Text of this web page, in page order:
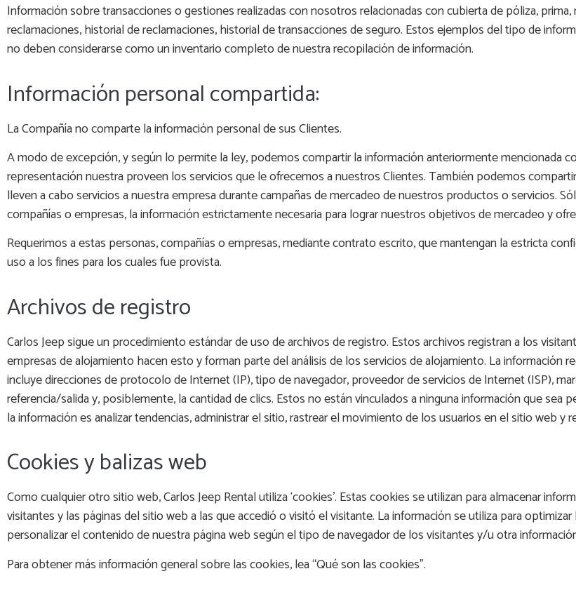
Información sobre transacciones o gestiones realizadas con nosotros relacionadas con cubierta de póliza,
reclamaciones, historial de reclamaciones, historial de transacciones de seguro. Estos ejemplos del tipo de
no deben considerarse como un inventario completo de nuestra recopilación de información.
Información personal compartida:
La Compañía no comparte la información personal de sus Clientes.
A modo de excepción, y según lo permite la ley, podemos compartir la información anteriormente mencionada
representación nuestra proveen los servicios que le ofrecemos a nuestros Clientes. También podemos
lleven a cabo servicios a nuestra empresa durante campañas de mercadeo de nuestros productos o servicios.
compañías o empresas, la información estrictamente necesaria para lograr nuestros objetivos de mercadeo y
Requerimos a estas personas, compañías o empresas, mediante contrato escrito, que mantengan la estricta
uso a los fines para los cuales fue provista.
Archivos de registro
Carlos Jeep sigue un procedimiento estándar de uso de archivos de registro. Estos archivos registran a los
empresas de alojamiento hacen esto y forman parte del análisis de los servicios de alojamiento. La información
incluye direcciones de protocolo de Internet (IP), tipo de navegador, proveedor de servicios de Internet (ISP),
referencia/salida y, posiblemente, la cantidad de clics. Estos no están vinculados a ninguna información que
la información es analizar tendencias, administrar el sitio, rastrear el movimiento de los usuarios en el sitio web y
Cookies y balizas web
Como cualquier otro sitio web, Carlos Jeep Rental utiliza ‘cookies’. Estas cookies se utilizan para almacenar
visitantes y las páginas del sitio web a las que accedió o visitó el visitante. La información se utiliza para
personalizar el contenido de nuestra página web según el tipo de navegador de los visitantes y/u otra
Para obtener más información general sobre las cookies, lea “Qué son las cookies”.